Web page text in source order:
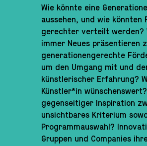
Wie könnte eine
aussehen, und wie könnten
gerechter verteilt werden?
immer Neues präsentieren
generationengerechte
um den Umgang mit und
künstlerischer Erfahrung?
Künstler*in
gegenseitiger Inspiration
unsichtbares Kriterium
Programmauswahl?
Gruppen und Companies